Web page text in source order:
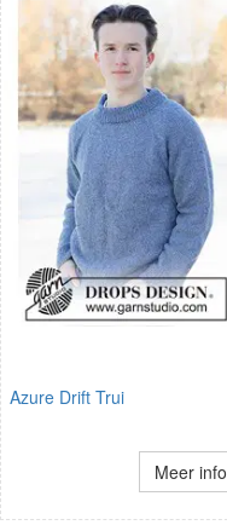
Azure Drift Trui
Meer info